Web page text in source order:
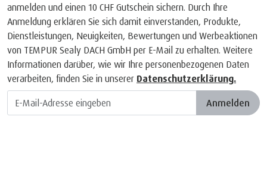
anmelden und einen 10 CHF Gutschein sichern. Durch Ihre
Anmeldung erklären Sie sich damit einverstanden, Produkte,
Dienstleistungen, Neuigkeiten, Bewertungen und Werbeaktionen
von TEMPUR Sealy DACH GmbH per E-Mail zu erhalten. Weitere
Informationen darüber, wie wir Ihre personenbezogenen Daten
verarbeiten, finden Sie in unserer Datenschutzerklärung.
Anmelden